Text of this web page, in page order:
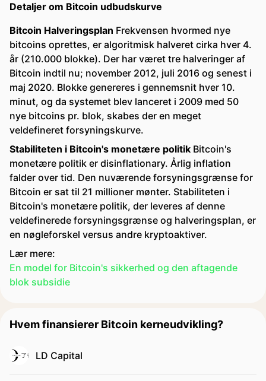
Detaljer om Bitcoin udbudskurve
Bitcoin Halveringsplan Frekvensen hvormed nye
bitcoins oprettes, er algoritmisk halveret cirka hver 4.
år (210.000 blokke). Der har været tre halveringer af
Bitcoin indtil nu; november 2012, juli 2016 og senest i
maj 2020. Blokke genereres i gennemsnit hver 10.
minut, og da systemet blev lanceret i 2009 med 50
nye bitcoins pr. blok, skabes der en meget
veldefineret forsyningskurve.
Stabiliteten i Bitcoin's monetære politik Bitcoin's
monetære politik er disinflationary. Årlig inflation
falder over tid. Den nuværende forsyningsgrænse for
Bitcoin er sat til 21 millioner mønter. Stabiliteten i
Bitcoin's monetære politik, der leveres af denne
veldefinerede forsyningsgrænse og halveringsplan, er
en nøgleforskel versus andre kryptoaktiver.
Lær mere:
En model for Bitcoin's sikkerhed og den aftagende
blok subsidie
Hvem finansierer Bitcoin kerneudvikling?
LD Capital